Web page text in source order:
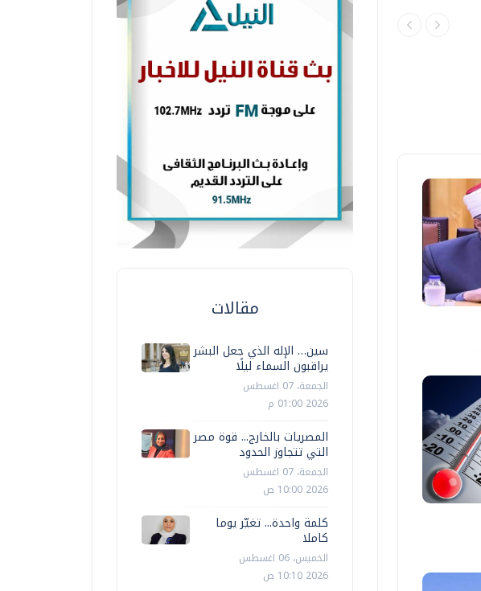
مقالات
سين… الإله الذي جعل البشر
يراقبون السماء ليلًا
الجمعة، 07 اغسطس
2026 01:00 م
المصريات بالخارج... قوة مصر
التي تتجاوز الحدود
الجمعة، 07 اغسطس
2026 10:00 ص
كلمة واحدة... تغيّر يوما
كاملا
الخميس، 06 اغسطس
2026 10:10 ص